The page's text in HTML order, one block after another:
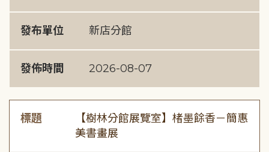
發布單位 新店分館
發佈時間 2026-08-07
標題
【樹林分館展覽室】楮墨餘香－簡惠
美書畫展